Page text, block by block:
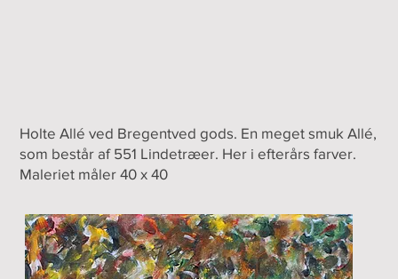
Holte Allé ved Bregentved gods. En meget smuk Allé,
som består af 551 Lindetræer. Her i efterårs farver.
Maleriet måler 40 x 40